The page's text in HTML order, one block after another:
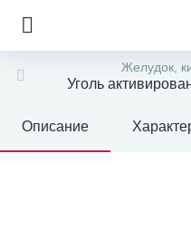
Желудок,
Уголь
Описание